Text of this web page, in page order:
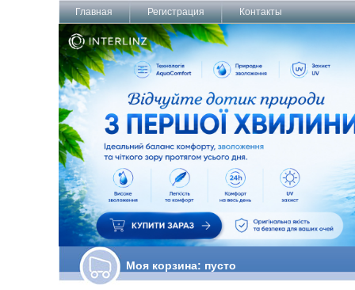
Главная Регистрация Контакты
Моя корзина: пусто